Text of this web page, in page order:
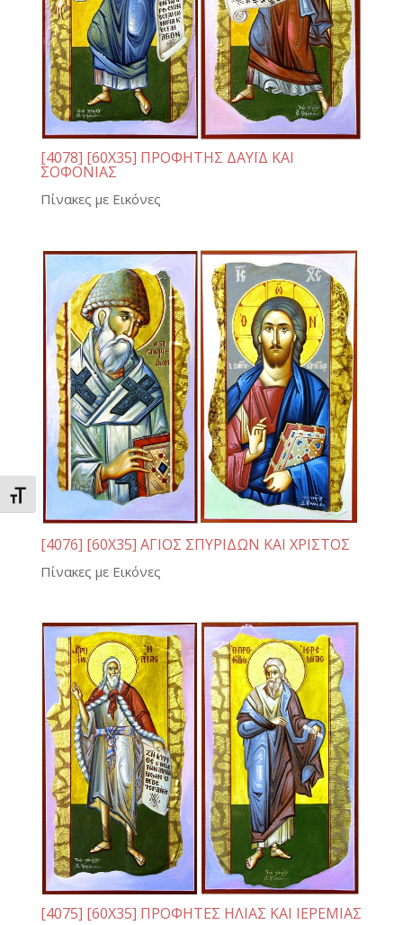
Εναλλαγή Μεγέθους Γραμμάτων
[4078] [60Χ35] ΠΡΟΦΗΤΗΣ ΔΑΥΪΔ ΚΑΙ
ΣΟΦΟΝΙΑΣ
Πίνακες με Εικόνες
[4076] [60Χ35] ΑΓΙΟΣ ΣΠΥΡΙΔΩΝ ΚΑΙ ΧΡΙΣΤΟΣ
Πίνακες με Εικόνες
[4075] [60Χ35] ΠΡΟΦΗΤΕΣ ΗΛΙΑΣ ΚΑΙ ΙΕΡΕΜΙΑΣ